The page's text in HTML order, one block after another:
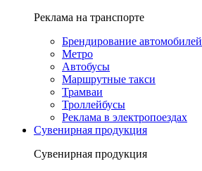
Реклама на транспорте
Брендирование автомобилей
Метро
Автобусы
Маршрутные такси
Трамваи
Троллейбусы
Реклама в электропоездах
Сувенирная продукция
Сувенирная продукция